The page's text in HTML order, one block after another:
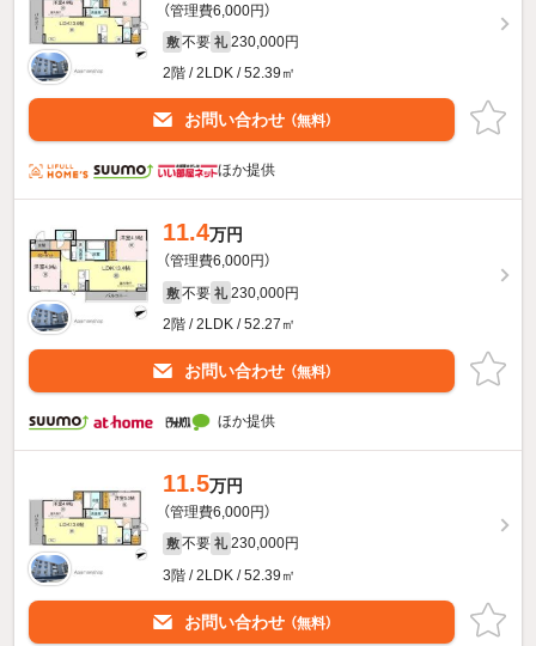
（管理費6,000円）
敷 不要 礼 230,000円
2階 / 2LDK / 52.39㎡
お問い合わせ （無料）
ほか提供
11.4万円
（管理費6,000円）
敷 不要 礼 230,000円
2階 / 2LDK / 52.27㎡
お問い合わせ （無料）
ほか提供
11.5万円
（管理費6,000円）
敷 不要 礼 230,000円
3階 / 2LDK / 52.39㎡
お問い合わせ （無料）